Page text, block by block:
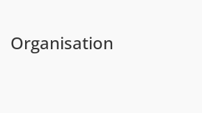
Organisation